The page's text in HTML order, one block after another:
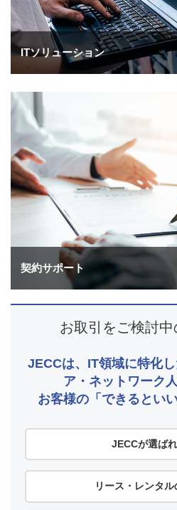
ITソリューション
契約サポート
お取引をご検討
JECCは、IT領域に特化
ア・ネットワーク
お客様の「できるとい
JECCが選ば
リース・レンタ